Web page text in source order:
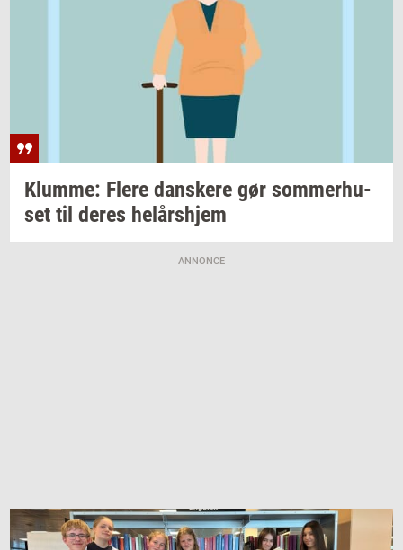
Klum­me: Flere dan­ske­re gør som­mer­hu­
set til deres helårs­hjem
ANNONCE